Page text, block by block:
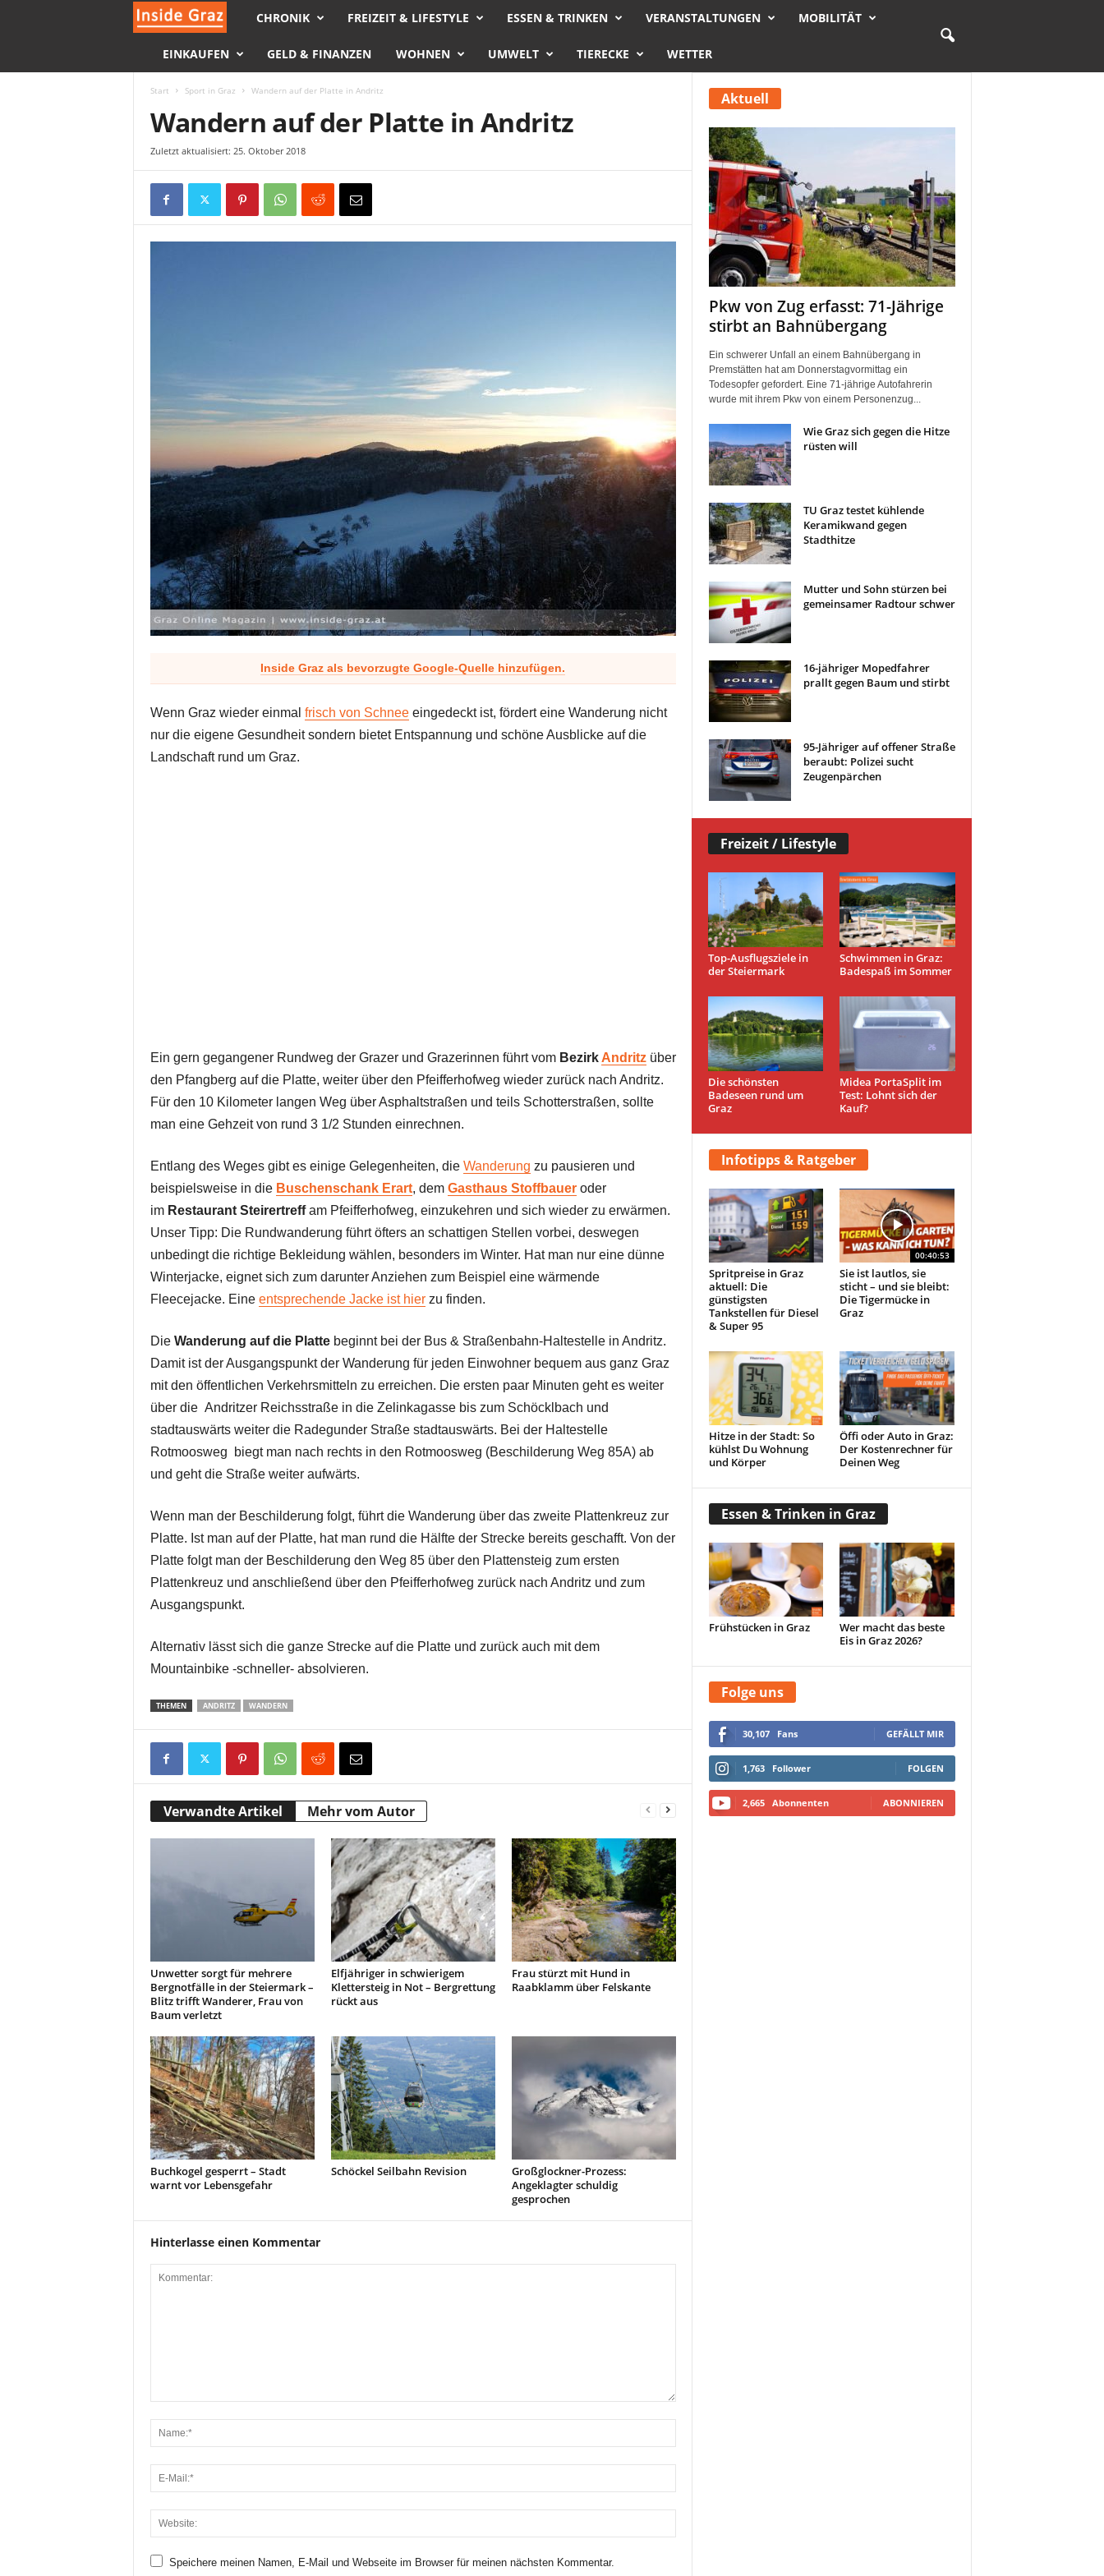
s
i
e
CHRONIK FREIZEIT & LIFESTYLE ESSEN & TRINKEN VERANSTALTUNGEN MOBILITÄT
EINKAUFEN GELD & FINANZEN WOHNEN UMWELT TIERECKE WETTER
Start Sport in Graz Wandern auf der Platte in Andritz
Wandern auf der Platte in Andritz
Zuletzt aktualisiert: 25. Oktober 2018
Inside Graz als bevorzugte Google-Quelle hinzufügen.
Wenn Graz wieder einmal frisch von Schneeeingedeckt ist, fördert eine Wanderung nicht
nur die eigene Gesundheit sondern bietet Entspannung und schöne Ausblicke auf die
Landschaft rund um Graz.
Ein gern gegangener Rundweg der Grazer und Grazerinnen führt vom Bezirk Andritzüber
den Pfangberg auf die Platte, weiter über den Pfeifferhofweg wieder zurück nach Andritz.
Für den 10 Kilometer langen Weg über Asphaltstraßen und teils Schotterstraßen, sollte
man eine Gehzeit von rund 3 1/2 Stunden einrechnen.
Entlang des Weges gibt es einige Gelegenheiten, die Wanderung zu pausieren und
beispielsweise in die Buschenschank Erart, dem Gasthaus Stoffbaueroder
im Restaurant Steirertreffam Pfeifferhofweg, einzukehren und sich wieder zu erwärmen.
Unser Tipp: Die Rundwanderung führt öfters an schattigen Stellen vorbei, deswegen
unbedingt die richtige Bekleidung wählen, besonders im Winter. Hat man nur eine dünne
Winterjacke, eignet sich zum darunter Anziehen zum Beispiel eine wärmende
Fleecejacke. Eine entsprechende Jacke ist hierzu finden.
Die Wanderung auf die Plattebeginnt bei der Bus & Straßenbahn-Haltestelle in Andritz.
Damit ist der Ausgangspunkt der Wanderung für jeden Einwohner bequem aus ganz Graz
mit den öffentlichen Verkehrsmitteln zu erreichen. Die ersten paar Minuten geht es weiter
über die Andritzer Reichsstraße in die Zelinkagasse bis zum Schöcklbach und
stadtauswärts weiter die Radegunder Straße stadtauswärts. Bei der Haltestelle
Rotmoosweg biegt man nach rechts in den Rotmoosweg (Beschilderung Weg 85A) ab
und geht die Straße weiter aufwärts.
Wenn man der Beschilderung folgt, führt die Wanderung über das zweite Plattenkreuz zur
Platte. Ist man auf der Platte, hat man rund die Hälfte der Strecke bereits geschafft. Von der
Platte folgt man der Beschilderung den Weg 85 über den Plattensteig zum ersten
Plattenkreuz und anschließend über den Pfeifferhofweg zurück nach Andritz und zum
Ausgangspunkt.
Alternativ lässt sich die ganze Strecke auf die Platte und zurück auch mit dem
Mountainbike -schneller- absolvieren.
THEMEN ANDRITZ WANDERN
Verwandte Artikel Mehr vom Autor
Unwetter sorgt für mehrere
Bergnotfälle in der Steiermark –
Blitz trifft Wanderer, Frau von
Baum verletzt
Elfjähriger in schwierigem
Klettersteig in Not – Bergrettung
rückt aus
Frau stürzt mit Hund in
Raabklamm über Felskante
Buchkogel gesperrt – Stadt
warnt vor Lebensgefahr
Schöckel Seilbahn Revision
Großglockner-Prozess:
Angeklagter schuldig
gesprochen
Hinterlasse einen Kommentar
Speichere meinen Namen, E-Mail und Webseite im Browser für meinen nächsten Kommentar.
Aktuell
Pkw von Zug erfasst: 71-Jährige
stirbt an Bahnübergang
Ein schwerer Unfall an einem Bahnübergang in
Premstätten hat am Donnerstagvormittag ein
Todesopfer gefordert. Eine 71-jährige Autofahrerin
wurde mit ihrem Pkw von einem Personenzug...
Wie Graz sich gegen die Hitze
rüsten will
TU Graz testet kühlende
Keramikwand gegen
Stadthitze
Mutter und Sohn stürzen bei
gemeinsamer Radtour schwer
16-jähriger Mopedfahrer
prallt gegen Baum und stirbt
95-Jähriger auf offener Straße
beraubt: Polizei sucht
Zeugenpärchen
Freizeit / Lifestyle
Top-Ausflugsziele in
der Steiermark
Schwimmen in Graz:
Badespaß im Sommer
Die schönsten
Badeseen rund um
Graz
Midea PortaSplit im
Test: Lohnt sich der
Kauf?
Infotipps & Ratgeber
Spritpreise in Graz
aktuell: Die
günstigsten
Tankstellen für Diesel
& Super 95
00:40:53
Sie ist lautlos, sie
sticht – und sie bleibt:
Die Tigermücke in
Graz
Hitze in der Stadt: So
kühlst Du Wohnung
und Körper
Öffi oder Auto in Graz:
Der Kostenrechner für
Deinen Weg
Essen & Trinken in Graz
Frühstücken in Graz
Wer macht das beste
Eis in Graz 2026?
Folge uns
30,107 Fans GEFÄLLT MIR
1,763 Follower FOLGEN
2,665 Abonnenten ABONNIEREN